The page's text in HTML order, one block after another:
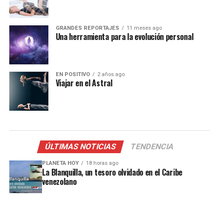
GRANDES REPORTAJES 11 meses ago
Una herramienta para la evolución personal
EN POSITIVO 2 años ago
Viajar en el Astral
ÚLTIMAS NOTICIAS TENDENCIA
PLANETA HOY 18 horas ago
La Blanquilla, un tesoro olvidado en el Caribe
venezolano